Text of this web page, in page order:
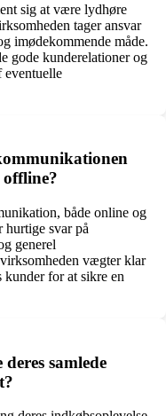
sig at være lydhøre
tager ansvar
imødekommende måde.
gode kunderelationer og
eventuelle
offline?
både online og
svar på
generel
vægter klar
for at sikre en
samlede